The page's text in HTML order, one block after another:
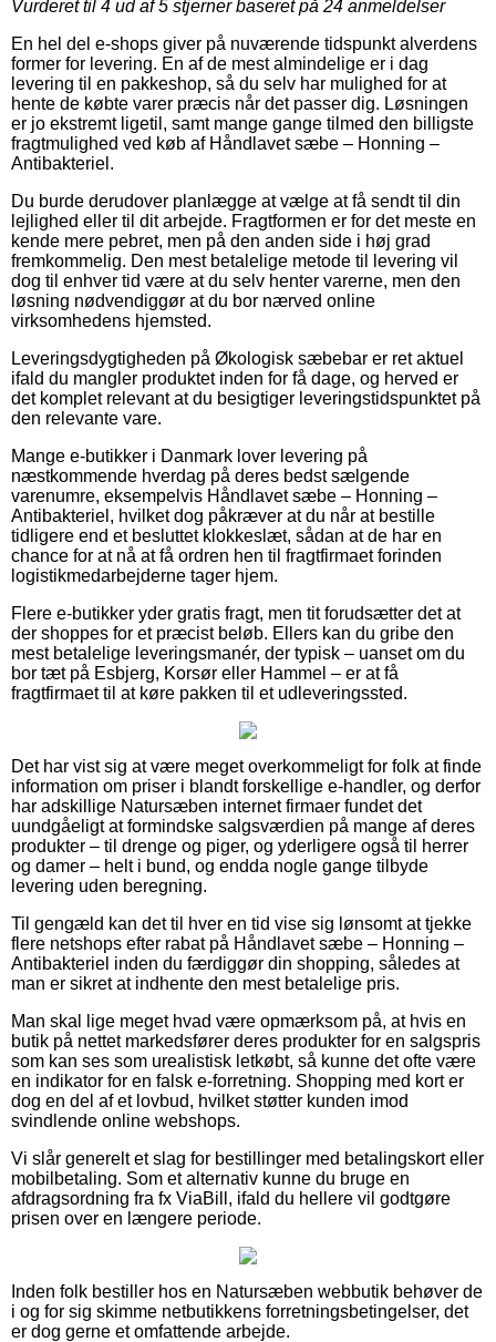
Vurderet til 4 ud af 5 stjerner baseret på 24 anmeldelser
En hel del e-shops giver på nuværende tidspunkt alverdens
former for levering. En af de mest almindelige er i dag
levering til en pakkeshop, så du selv har mulighed for at
hente de købte varer præcis når det passer dig. Løsningen
er jo ekstremt ligetil, samt mange gange tilmed den billigste
fragtmulighed ved køb af Håndlavet sæbe – Honning –
Antibakteriel.
Du burde derudover planlægge at vælge at få sendt til din
lejlighed eller til dit arbejde. Fragtformen er for det meste en
kende mere pebret, men på den anden side i høj grad
fremkommelig. Den mest betalelige metode til levering vil
dog til enhver tid være at du selv henter varerne, men den
løsning nødvendiggør at du bor nærved online
virksomhedens hjemsted.
Leveringsdygtigheden på Økologisk sæbebar er ret aktuel
ifald du mangler produktet inden for få dage, og herved er
det komplet relevant at du besigtiger leveringstidspunktet på
den relevante vare.
Mange e-butikker i Danmark lover levering på
næstkommende hverdag på deres bedst sælgende
varenumre, eksempelvis Håndlavet sæbe – Honning –
Antibakteriel, hvilket dog påkræver at du når at bestille
tidligere end et besluttet klokkeslæt, sådan at de har en
chance for at nå at få ordren hen til fragtfirmaet forinden
logistikmedarbejderne tager hjem.
Flere e-butikker yder gratis fragt, men tit forudsætter det at
der shoppes for et præcist beløb. Ellers kan du gribe den
mest betalelige leveringsmanér, der typisk – uanset om du
bor tæt på Esbjerg, Korsør eller Hammel – er at få
fragtfirmaet til at køre pakken til et udleveringssted.
Det har vist sig at være meget overkommeligt for folk at finde
information om priser i blandt forskellige e-handler, og derfor
har adskillige Natursæben internet firmaer fundet det
uundgåeligt at formindske salgsværdien på mange af deres
produkter – til drenge og piger, og yderligere også til herrer
og damer – helt i bund, og endda nogle gange tilbyde
levering uden beregning.
Til gengæld kan det til hver en tid vise sig lønsomt at tjekke
flere netshops efter rabat på Håndlavet sæbe – Honning –
Antibakteriel inden du færdiggør din shopping, således at
man er sikret at indhente den mest betalelige pris.
Man skal lige meget hvad være opmærksom på, at hvis en
butik på nettet markedsfører deres produkter for en salgspris
som kan ses som urealistisk letkøbt, så kunne det ofte være
en indikator for en falsk e-forretning. Shopping med kort er
dog en del af et lovbud, hvilket støtter kunden imod
svindlende online webshops.
Vi slår generelt et slag for bestillinger med betalingskort eller
mobilbetaling. Som et alternativ kunne du bruge en
afdragsordning fra fx ViaBill, ifald du hellere vil godtgøre
prisen over en længere periode.
Inden folk bestiller hos en Natursæben webbutik behøver de
i og for sig skimme netbutikkens forretningsbetingelser, det
er dog gerne et omfattende arbejde.